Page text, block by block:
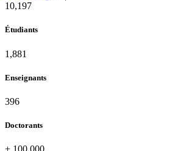
11,124
Étudiants
2,052
Enseignants
432
Doctorants